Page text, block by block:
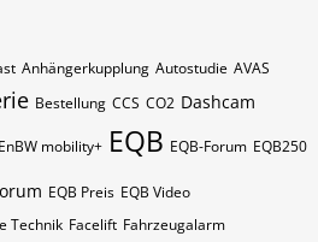
Anhängerkupplung Autostudie AVAS
Bestellung CCS CO2 Dashcam
EnBW mobility+ EQB EQB-Forum EQB250
EQB Preis EQB Video
Technik Facelift Fahrzeugalarm